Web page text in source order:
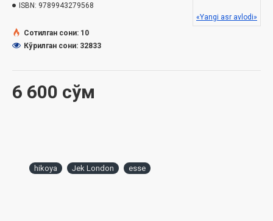
ISBN:978-9943-27-956-8
6 600 сўм
ISBN: 9789943279568
«Yangi asr avlodi»
Сотилган сони: 10
Кўрилган сони: 32833
hikoya Jek London esse